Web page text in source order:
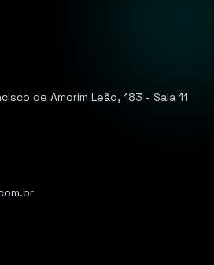
de Amorim Leão, 183 - Sala 11